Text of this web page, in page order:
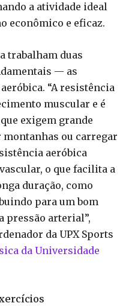
a atividade ideal
econômico e eficaz.
trabalham duas
— as
“A resistência
muscular e é
exigem grande
ou carregar
aeróbica
o que facilita a
duração, como
para um bom
pressão arterial”,
da UPX Sports
da Universidade